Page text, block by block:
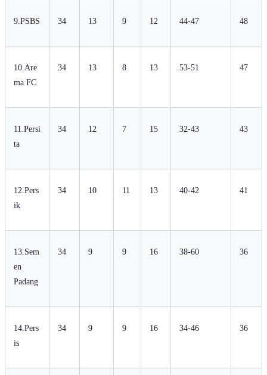
9.PSBS 34 13 9 12 44-47 48
10.Are
ma FC
34 13 8 13 53-51 47
11.Persi
ta
34 12 7 15 32-43 43
12.Pers
ik
34 10 11 13 40-42 41
13.Sem
en
Padang
34 9 9 16 38-60 36
14.Pers
is
34 9 9 16 34-46 36